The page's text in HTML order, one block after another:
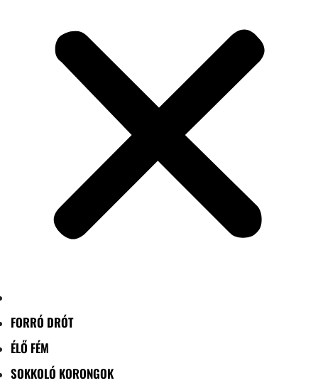
FORRÓ DRÓT
ÉLŐ FÉM
SOKKOLÓ KORONGOK